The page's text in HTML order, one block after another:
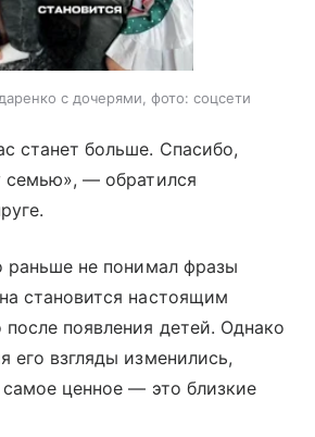
с дочерями, фото: соцсети
станет больше. Спасибо,
— обратился
раньше не понимал фразы
становится настоящим
появления детей. Однако
его взгляды изменились,
самое ценное — это близкие